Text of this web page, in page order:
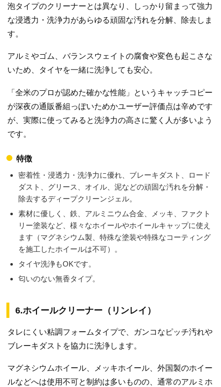
泡タイプのクリーナーとは異なり、しっかり留まって強力
な浸透力・洗浄力があらゆる頑固な汚れを分解、除去しま
す。
アルミやゴム、バランスウェイトの腐食や変色も起こさな
いため、タイヤを一緒に洗浄しても安心。
「全米のプロが認めた確かな性能」というキャッチコピー
が深夜の通販番組っぽいためかユーザー評価点は辛めです
が、実際に使ってみると洗浄力の高さに驚く人が多いよう
です。
特徴
密着性・浸透力・洗浄力に優れ、ブレーキダスト、ロード
ダスト、グリース、オイル、泥などの頑固な汚れを分解・
除去するディープクリーンジェル。
素材に優しく、鉄、アルミニウム合金、メッキ、ファクト
リー塗装など、様々なホイールやホイールキャップに使え
ます（マグネシウム製、特殊な塗装や特殊なコーティング
を施工したホイールは不可）。
タイヤ洗浄もOKです。
匂いのない無香タイプ。
6.ホイールクリーナー（リンレイ）
タレにくい粘調フォームタイプで、ガンコなピッチ汚れや
ブレーキダストを協力に洗浄します。
マグネシウムホイール、メッキホイール、外国製のホイー
ルなどへは使用不可と制約は多いものの、通常のアルミホ